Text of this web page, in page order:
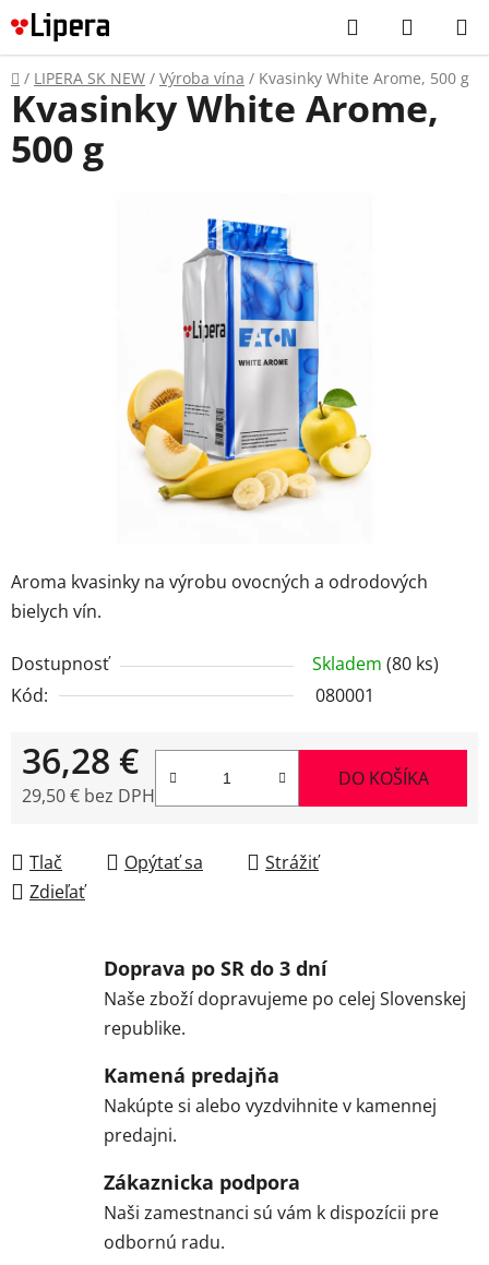
Prejsť
na
obsah
Hľadať
KOŠÍK
Domov
/ LIPERA SK NEW / Výroba vína / Kvasinky White Arome, 500 g
Aroma kvasinky na výrobu ovocných a odrodových
bielych vín.
Dostupnosť Skladem (80 ks)
Kód:
080001
36,28 €
29,50 € bez DPH
DO KOŠÍKA
Tlač Opýtať sa
Strážiť
Zdieľať
Kvasinky White Arome,
500 g
Doprava po SR do 3 dní
Naše zboží dopravujeme po celej Slovenskej
republike.
Kamená predajňa
Nakúpte si alebo vyzdvihnite v kamennej
predajni.
Zákaznicka podpora
Naši zamestnanci sú vám k dispozícii pre
odbornú radu.